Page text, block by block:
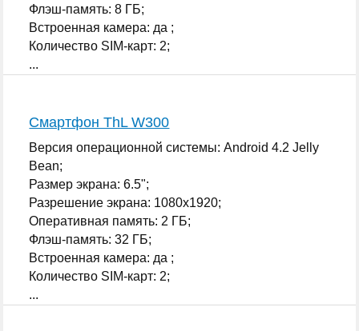
Флэш-память: 8 ГБ;
Встроенная камера: да ;
Количество SIM-карт: 2;
...
Смартфон ThL W300
Версия операционной системы: Android 4.2 Jelly
Bean;
Размер экрана: 6.5";
Разрешение экрана: 1080x1920;
Оперативная память: 2 ГБ;
Флэш-память: 32 ГБ;
Встроенная камера: да ;
Количество SIM-карт: 2;
...